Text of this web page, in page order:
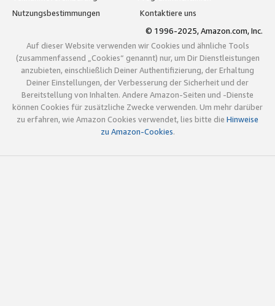
Nutzungsbestimmungen
Kontaktiere uns
© 1996-2025, Amazon.com, Inc.
Auf dieser Website verwenden wir Cookies und ähnliche Tools
(zusammenfassend „Cookies“ genannt) nur, um Dir Dienstleistungen
anzubieten, einschließlich Deiner Authentifizierung, der Erhaltung
Deiner Einstellungen, der Verbesserung der Sicherheit und der
Bereitstellung von Inhalten. Andere Amazon-Seiten und -Dienste
können Cookies für zusätzliche Zwecke verwenden. Um mehr darüber
zu erfahren, wie Amazon Cookies verwendet, lies bitte die Hinweise
zu Amazon-Cookies.